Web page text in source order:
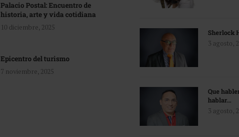
Palacio Postal: Encuentro de
historia, arte y vida cotidiana
10 diciembre, 2025
Epicentro del turismo
7 noviembre, 2025
Sherlock
3 agosto,
Que
hablar…
3 agosto,